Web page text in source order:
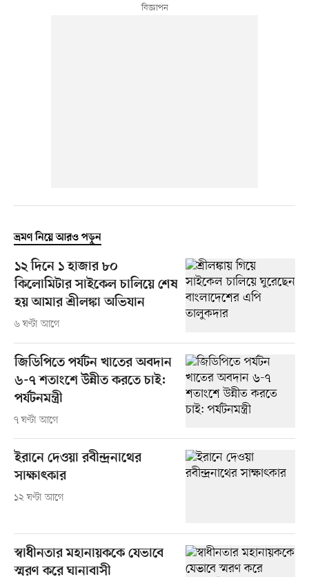
ভ্রমণ নিয়ে আরও পড়ুন
১২ দিনে ১ হাজার ৮০
কিলোমিটার সাইকেল চালিয়ে শেষ
হয় আমার শ্রীলঙ্কা অভিযান
৬ ঘণ্টা আগে
জিডিপিতে পর্যটন খাতের অবদান
৬-৭ শতাংশে উন্নীত করতে চাই:
পর্যটনমন্ত্রী
৭ ঘণ্টা আগে
ইরানে দেওয়া রবীন্দ্রনাথের
সাক্ষাৎকার
১২ ঘণ্টা আগে
স্বাধীনতার মহানায়ককে যেভাবে
স্মরণ করে ঘানাবাসী